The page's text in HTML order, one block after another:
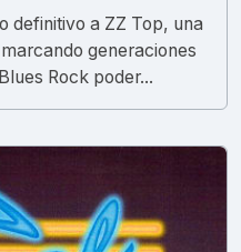
definitivo a ZZ Top, una
generaciones
Rock poder...